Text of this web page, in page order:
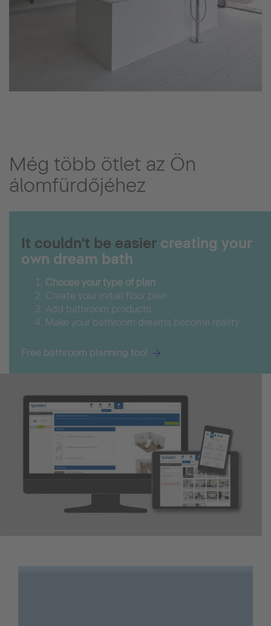
Még több ötlet az Ön
álomfürdőjéhez
It couldn't be easier creating your
own dream bath
Choose your type of plan
Create your initial floor plan
Add bathroom products
Make your bathroom dreams become reality
Free bathroom planning tool